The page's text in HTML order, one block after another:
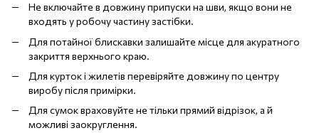
Не включайте в довжину припуски на шви, якщо вони не
входять у робочу частину застібки.
Для потайної блискавки залишайте місце для акуратного
закриття верхнього краю.
Для курток і жилетів перевіряйте довжину по центру
виробу після примірки.
Для сумок враховуйте не тільки прямий відрізок, а й
можливі заокруглення.